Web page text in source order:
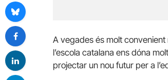
A vegades és molt
l’escola catalana ens dóna
projectar un nou futur per a